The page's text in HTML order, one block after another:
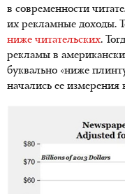
в современности
их рекламные доходы.
ниже читательских.
рекламы в
буквально «ниже
начались ее измерения